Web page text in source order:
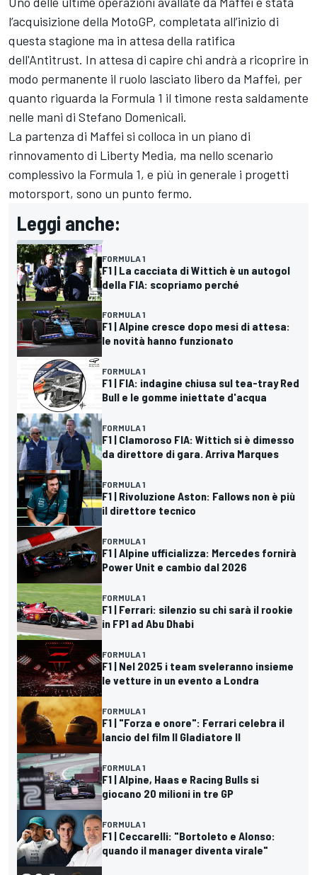
l’acquisizione della MotoGP, completata all’inizio di
questa stagione ma in attesa della ratifica
dell'Antitrust. In attesa di capire chi andrà a ricoprire in
modo permanente il ruolo lasciato libero da Maffei, per
quanto riguarda la Formula 1 il timone resta saldamente
nelle mani di Stefano Domenicali.
La partenza di Maffei si colloca in un piano di
rinnovamento di Liberty Media, ma nello scenario
complessivo la Formula 1, e più in generale i progetti
motorsport, sono un punto fermo.
Leggi anche:
FORMULA 1
F1 | La cacciata di Wittich è un autogol
della FIA: scopriamo perché
FORMULA 1
F1 | Alpine cresce dopo mesi di attesa:
le novità hanno funzionato
FORMULA 1
F1 | FIA: indagine chiusa sul tea-tray Red
Bull e le gomme iniettate d'acqua
FORMULA 1
F1 | Clamoroso FIA: Wittich si è dimesso
da direttore di gara. Arriva Marques
FORMULA 1
F1 | Rivoluzione Aston: Fallows non è più
il direttore tecnico
FORMULA 1
F1 | Alpine ufficializza: Mercedes fornirà
Power Unit e cambio dal 2026
FORMULA 1
F1 | Ferrari: silenzio su chi sarà il rookie
in FP1 ad Abu Dhabi
FORMULA 1
F1 | Nel 2025 i team sveleranno insieme
le vetture in un evento a Londra
FORMULA 1
F1 | "Forza e onore": Ferrari celebra il
lancio del film Il Gladiatore II
FORMULA 1
F1 | Alpine, Haas e Racing Bulls si
giocano 20 milioni in tre GP
FORMULA 1
F1 | Ceccarelli: "Bortoleto e Alonso:
quando il manager diventa virale"